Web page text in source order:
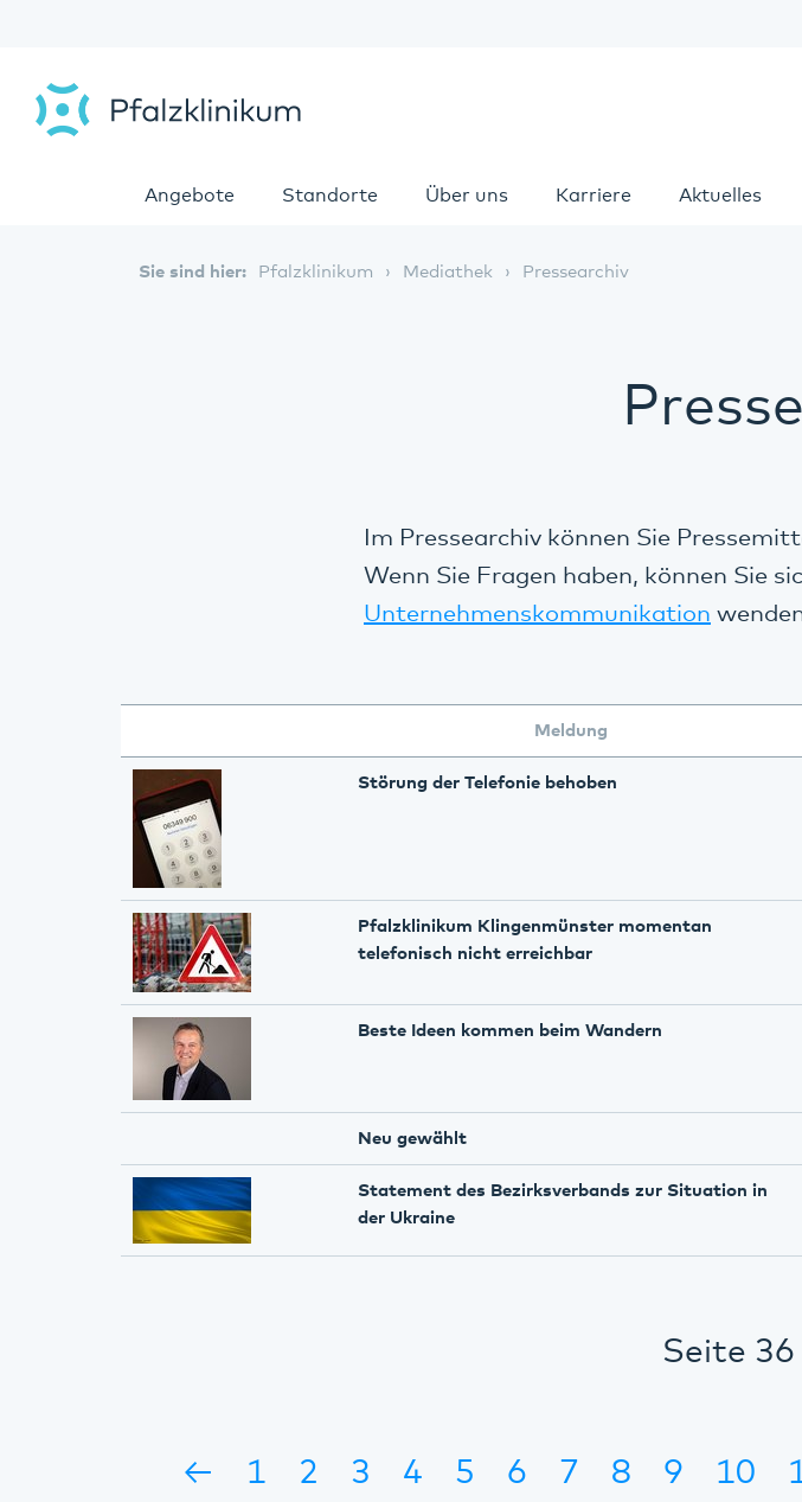
Angebote Standorte Über uns Karriere Aktuelles
Sie sind hier: Pfalzklinikum Mediathek Pressearchiv
Im Pressearchiv können Sie
Wenn Sie Fragen haben, können Sie
Unternehmenskommunikation
Meldung
Störung der Telefonie behoben
Pfalzklinikum Klingenmünster momentan
telefonisch nicht erreichbar
Beste Ideen kommen beim Wandern
Neu gewählt
Statement des Bezirksverbands zur Situation in
der Ukraine
Seite
← 1 2 3 4 5 6 7 8 9 10